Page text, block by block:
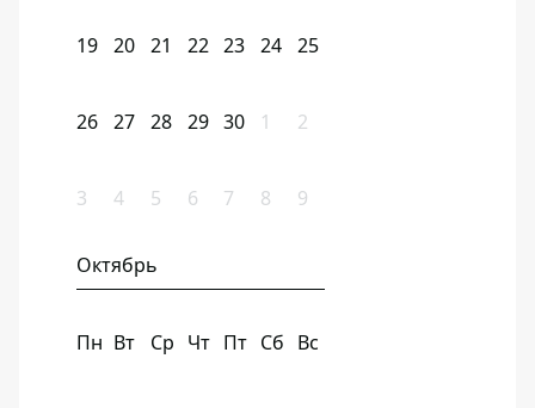
19 20 21 22 23 24 25
26 27 28 29 30 1 2
3 4 5 6 7 8 9
Октябрь
Пн Вт Ср Чт Пт Сб Вс